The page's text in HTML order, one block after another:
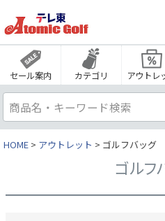
セール案内 カテゴリ アウトレ
HOME アウトレット ゴルフバッグ
ゴルフ